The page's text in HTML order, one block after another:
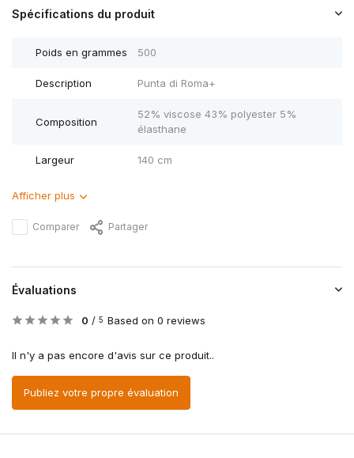
Spécifications du produit
Poids en grammes 500
Description Punta di Roma+
Composition
52% viscose 43% polyester 5%
élasthane
Largeur 140 cm
Afficher plus
Comparer Partager
Évaluations
0 / 5 Based on 0 reviews
Il n'y a pas encore d'avis sur ce produit..
Publiez votre propre évaluation